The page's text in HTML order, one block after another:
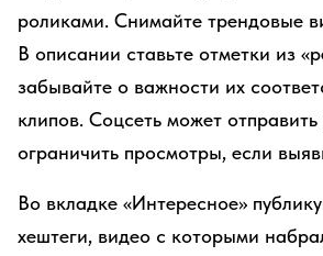
роликами. Снимайте трендовые
В описании ставьте отметки из
забывайте о важности их
клипов. Соцсеть может
ограничить просмотры, если
Во вкладке «Интересное»
хештеги, видео с которыми